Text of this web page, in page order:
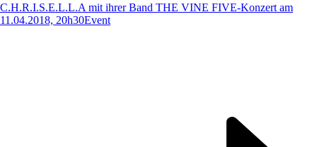
C.H.R.I.S.E.L.L.A mit ihrer Band THE VINE FIVE-Konzert am
11.04.2018, 20h30Event